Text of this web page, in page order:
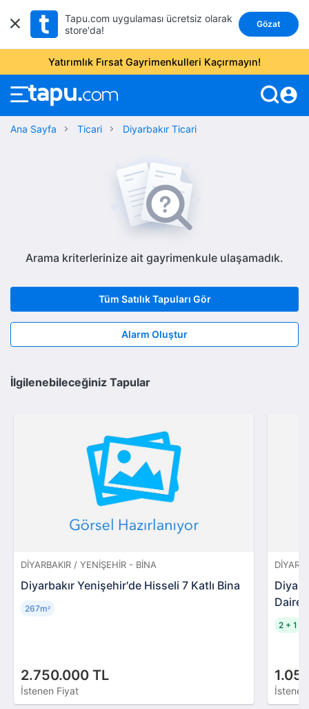
Tapu.com uygulaması ücretsiz olarak
store'da!
Gözat
Yatırımlık Fırsat Gayrimenkulleri Kaçırmayın!
account_circle
Ana Sayfa Ticari Diyarbakır Ticari
Arama kriterlerinize ait gayrimenkule ulaşamadık.
Tüm Satılık Tapuları Gör
Alarm Oluştur
İlgilenebileceğiniz Tapular
DIYARBAKIR / YENIŞEHIR - BINA
Diyarbakır Yenişehir'de Hisseli 7 Katlı Bina
2.750.000 TL
İstenen Fiyat
267m²
Daire
2 + 1